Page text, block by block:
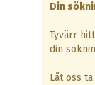
Din
Tyvärr
din
Låt oss